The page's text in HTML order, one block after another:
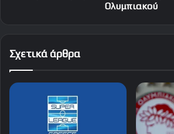
Ολυμπιακού
Σχετικά άρθρα